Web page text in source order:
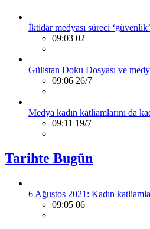
İktidar medyası süreci
09:03 02
Gülistan Doku Dosyası ve
09:06 26/7
Medya kadın katliamlarını da
09:11 19/7
Tarihte Bugün
6 Ağustos 2021: Kadın
09:05 06